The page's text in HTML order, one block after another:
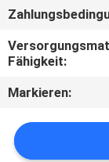
TRETEN
SIE
MIT
UNS
IN
Fähigkeit:
Markieren: